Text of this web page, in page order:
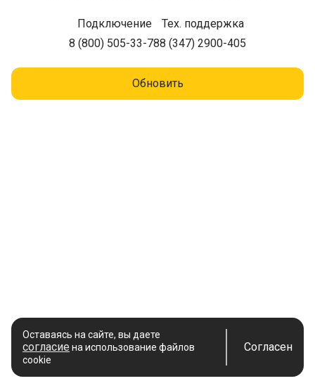
Подключение
8 (800) 505-33-78
Тех. поддержка
8 (347) 2900-405
Обновить
Оставаясь на сайте, вы даете
согласие на использование файлов
cookie
Согласен